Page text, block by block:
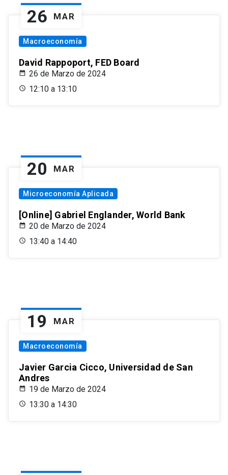
26 MAR
Macroeconomía
David Rappoport, FED Board
26 de Marzo de 2024
12:10 a 13:10
20 MAR
Microeconomía Aplicada
[Online] Gabriel Englander, World Bank
20 de Marzo de 2024
13:40 a 14:40
19 MAR
Macroeconomía
Javier Garcia Cicco, Universidad de San
Andres
19 de Marzo de 2024
13:30 a 14:30